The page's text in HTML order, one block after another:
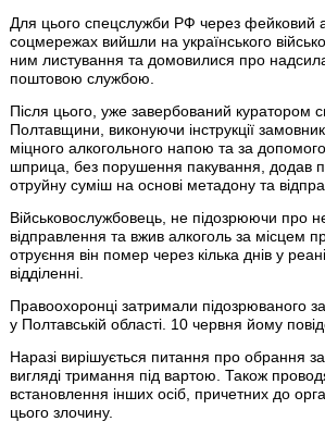
Для цього спецслужби РФ через фейковий
соцмережах вийшли на українського
ним листування та домовилися про
поштовою службою.
Після цього, уже завербований куратором
Полтавщини, виконуючи інструкції
міцного алкогольного напою та за
шприца, без порушення пакування, додав
отруйну суміш на основі метадону та
Військовослужбовець, не підозрюючи про
відправлення та вжив алкоголь за місцем
отруєння він помер через кілька днів у
відділенні.
Правоохоронці затримали підозрюваного
у Полтавській області. 10 червня йому
Наразі вирішується питання про обрання
вигляді тримання під вартою. Також
встановлення інших осіб, причетних до
цього злочину.